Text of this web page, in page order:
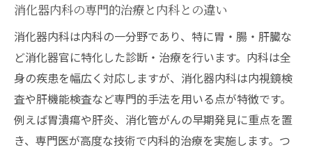
消化器内科の専門的治療と内科との違い
消化器内科は内科の一分野であり、特に胃・腸・肝臓な
ど消化器官に特化した診断・治療を行います。内科は全
身の疾患を幅広く対応しますが、消化器内科は内視鏡検
査や肝機能検査など専門的手法を用いる点が特徴です。
例えば胃潰瘍や肝炎、消化管がんの早期発見に重点を置
き、専門医が高度な技術で内科的治療を実施します。つ